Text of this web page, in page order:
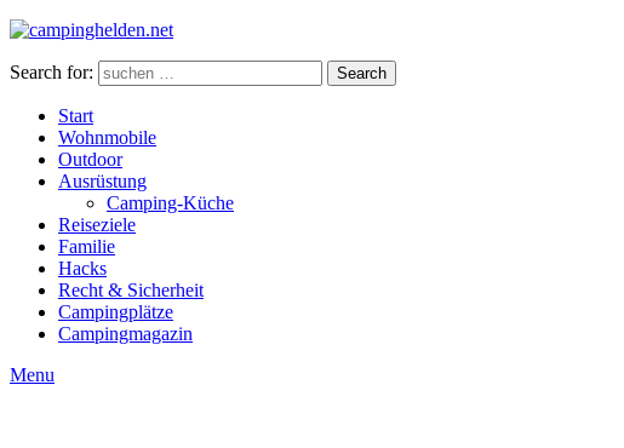
Search for: Search
Start
Wohnmobile
Outdoor
Ausrüstung
Camping-Küche
Reiseziele
Familie
Hacks
Recht & Sicherheit
Campingplätze
Campingmagazin
Menu